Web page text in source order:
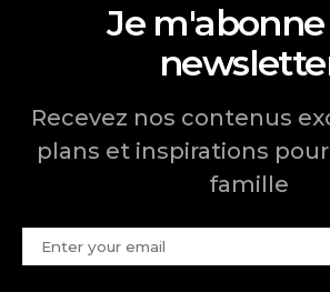
Je m'abonne
Recevez nos contenus
plans et inspirations
famille